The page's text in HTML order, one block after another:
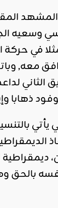
وسعيه
في
معه,
الثاني
ذهابا
يأتي
ولإنقاذ
بالحق